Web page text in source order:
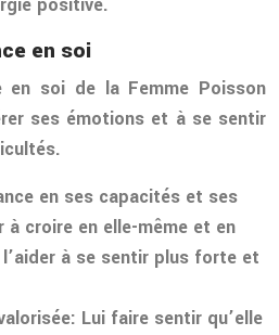
en soi
en soi de la Femme Poisson
ses émotions et à se sentir
en ses capacités et ses
à croire en elle-même et en
à se sentir plus forte et
Lui faire sentir qu’elle